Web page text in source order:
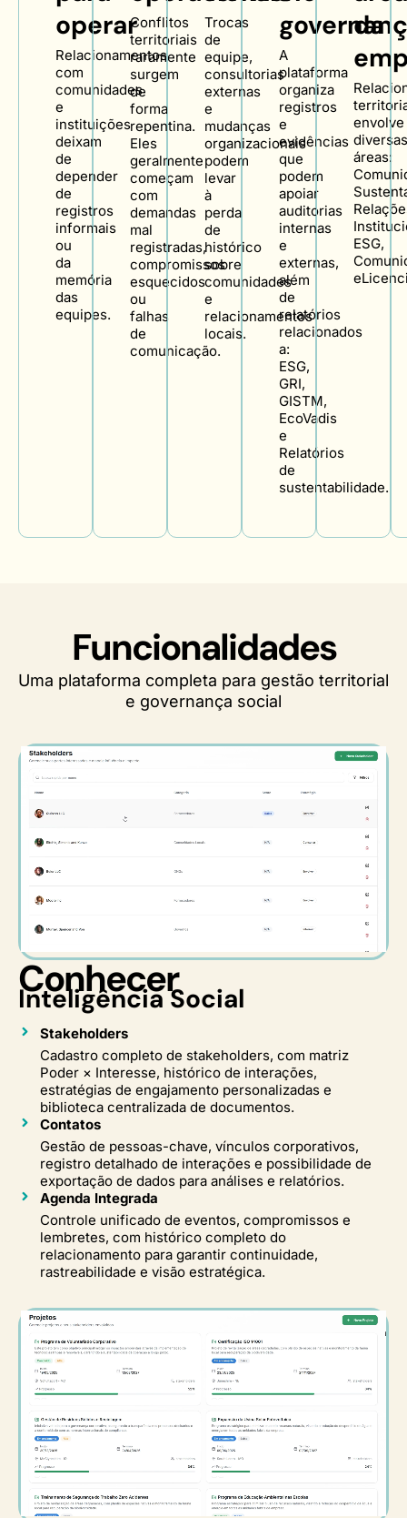
operar
Relacionamentos
com
comunidades
e
instituições
deixam
de
depender
de
registros
informais
ou
da
memória
das
equipes.
Conflitos
territoriais
raramente
surgem
de
forma
repentina.
Eles
geralmente
começam
com
demandas
mal
registradas,
compromissos
esquecidos
ou
falhas
de
comunicação.
Trocas
de
equipe,
consultorias
externas
e
mudanças
organizacionais
podem
levar
à
perda
de
histórico
sobre
comunidades
e
relacionamentos
locais.
A
plataforma
organiza
registros
e
evidências
que
podem
apoiar
auditorias
internas
e
externas,
além
de
relatórios
relacionados
a:
ESG,
GRI,
GISTM,
EcoVadis
e
Relatórios
de
sustentabilidade.
da
envolve
diversas
áreas:
ESG,
Funcionalidades
Uma plataforma completa para gestão territorial
e governança social
Conhecer
Inteligência Social
Stakeholders
Cadastro completo de stakeholders, com matriz
Poder × Interesse, histórico de interações,
estratégias de engajamento personalizadas e
biblioteca centralizada de documentos.
Contatos
Gestão de pessoas-chave, vínculos corporativos,
registro detalhado de interações e possibilidade de
exportação de dados para análises e relatórios.
Agenda Integrada
Controle unificado de eventos, compromissos e
lembretes, com histórico completo do
relacionamento para garantir continuidade,
rastreabilidade e visão estratégica.